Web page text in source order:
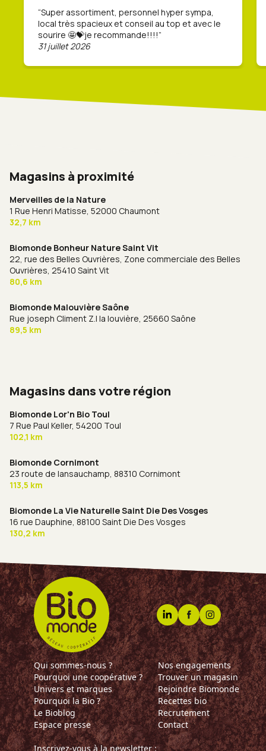
Super assortiment, personnel hyper sympa,
local très spacieux et conseil au top et avec le
sourire 🤩💝je recommande!!!!
31 juillet 2026
Magasins à proximité
Merveilles de la Nature
1 Rue Henri Matisse, 52000 Chaumont
32,7 km
Biomonde Bonheur Nature Saint Vit
22, rue des Belles Ouvrières, Zone commerciale des Belles
Ouvrières, 25410 Saint Vit
80,6 km
Biomonde Malouvière Saône
Rue joseph Climent Z.I la louvière, 25660 Saône
89,5 km
Magasins dans votre région
Biomonde Lor'n Bio Toul
7 Rue Paul Keller, 54200 Toul
102,1 km
Biomonde Cornimont
23 route de lansauchamp, 88310 Cornimont
113,5 km
Biomonde La Vie Naturelle Saint Die Des Vosges
16 rue Dauphine, 88100 Saint Die Des Vosges
130,2 km
Qui sommes-nous ?
Nos engagements
Pourquoi une coopérative ?
Trouver un magasin
Univers et marques
Rejoindre Biomonde
Pourquoi la Bio ?
Recettes bio
Le Bioblog
Recrutement
Espace presse
Contact
Inscrivez-vous à la newsletter :